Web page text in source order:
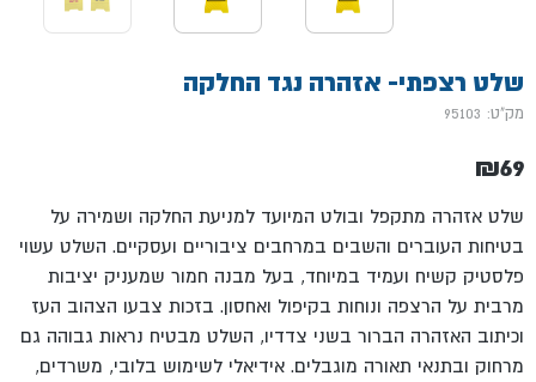
שלט רצפתי- אזהרה נגד החלקה
מק"ט: 95103
₪69
שלט אזהרה מתקפל ובולט המיועד למניעת החלקה ושמירה על
בטיחות העוברים והשבים במרחבים ציבוריים ועסקיים. השלט עשוי
פלסטיק קשיח ועמיד במיוחד, בעל מבנה חמור שמעניק יציבות
מרבית על הרצפה ונוחות בקיפול ואחסון. בזכות צבעו הצהוב העז
וכיתוב האזהרה הברור בשני צדדיו, השלט מבטיח נראות גבוהה גם
מרחוק ובתנאי תאורה מוגבלים. אידיאלי לשימוש בלובי, משרדים,